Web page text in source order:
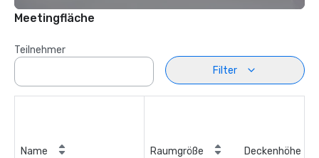
Meetingfläche
Teilnehmer
Filter
Name Raumgröße Deckenhöhe